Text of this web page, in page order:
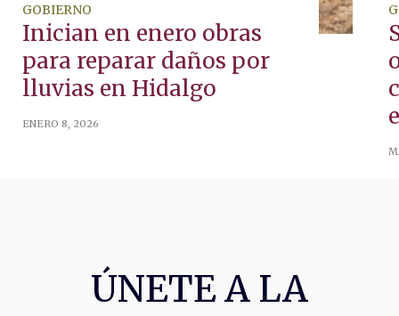
GOBIERNO
Inician en enero obras
para reparar daños por
lluvias en Hidalgo
ENERO 8, 2026
ÚNETE A LA